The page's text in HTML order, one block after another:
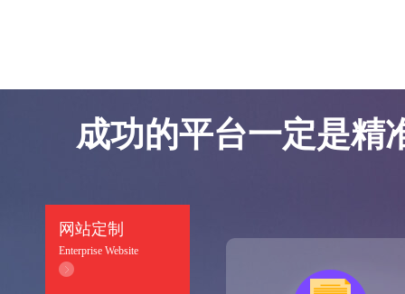
成功的平台一定是精
网站定制
Enterprise Website